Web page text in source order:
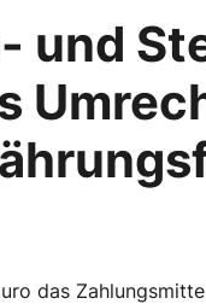
und
das